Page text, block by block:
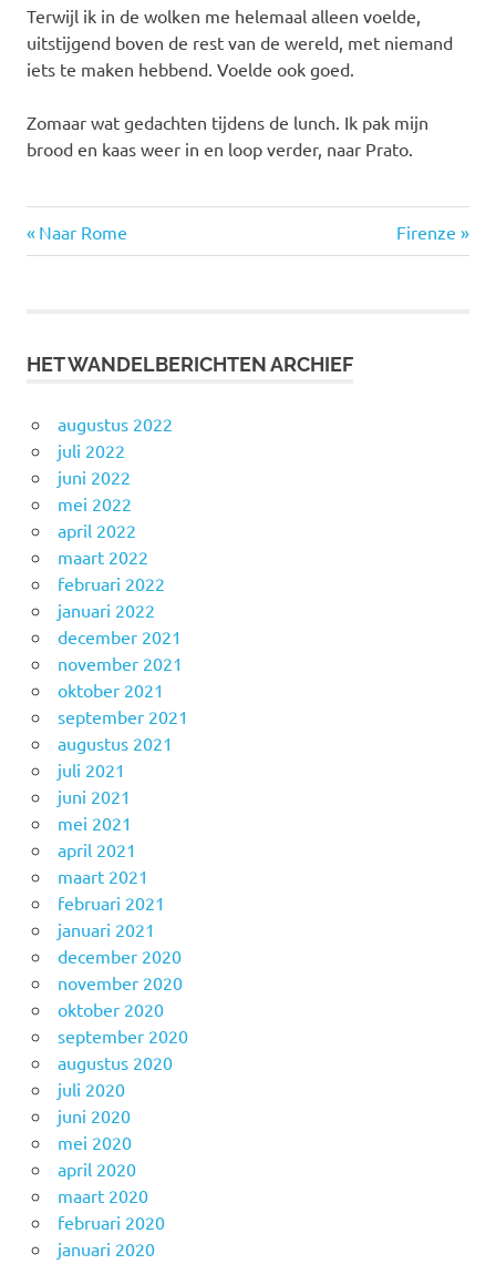
Terwijl ik in de wolken me helemaal alleen voelde,
uitstijgend boven de rest van de wereld, met niemand
iets te maken hebbend. Voelde ook goed.
Zomaar wat gedachten tijdens de lunch. Ik pak mijn
brood en kaas weer in en loop verder, naar Prato.
Bericht
Vorige
bericht:
Naar Rome
Volgende
bericht:
Firenze
HET WANDELBERICHTEN ARCHIEF
augustus 2022
juli 2022
juni 2022
mei 2022
april 2022
maart 2022
februari 2022
januari 2022
december 2021
november 2021
oktober 2021
september 2021
augustus 2021
juli 2021
juni 2021
mei 2021
april 2021
maart 2021
februari 2021
januari 2021
december 2020
november 2020
oktober 2020
september 2020
augustus 2020
juli 2020
juni 2020
mei 2020
april 2020
maart 2020
februari 2020
januari 2020